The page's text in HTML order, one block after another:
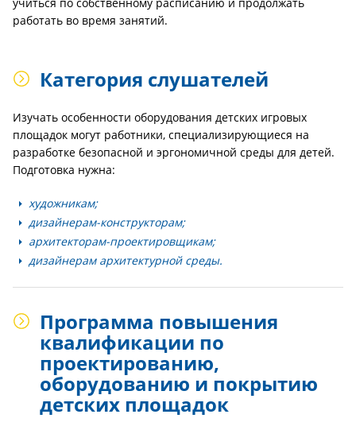
работать во время занятий.
Категория слушателей
Изучать особенности оборудования детских игровых
площадок могут работники, специализирующиеся на
разработке безопасной и эргономичной среды для детей.
Подготовка нужна:
художникам;
дизайнерам-конструкторам;
архитекторам-проектировщикам;
дизайнерам архитектурной среды.
Программа повышения
квалификации по
проектированию,
оборудованию и покрытию
детских площадок